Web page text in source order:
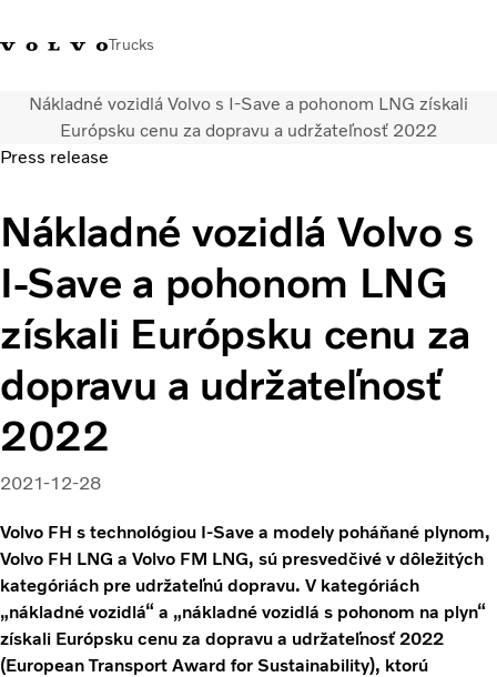
Trucks
Kontaktujte násMerchandise Shop Prihlásiť sa Slovenská Republika
Nákladné vozidlá
Služby
Predajná a servisná sieť
Novinky
O nás
Kontaktujte nás
Kariéra
Nákladné vozidlá Volvo s I-Save a pohonom LNG získali
Európsku cenu za dopravu a udržateľnosť 2022
Press release
Nákladné vozidlá Volvo s
I-Save a pohonom LNG
získali Európsku cenu za
dopravu a udržateľnosť
2022
2021-12-28
Volvo FH s technológiou I-Save a modely poháňané plynom,
Volvo FH LNG a Volvo FM LNG, sú presvedčivé v dôležitých
kategóriách pre udržateľnú dopravu. V kategóriách
„nákladné vozidlá“ a „nákladné vozidlá s pohonom na plyn“
získali Európsku cenu za dopravu a udržateľnosť 2022
(European Transport Award for Sustainability), ktorú